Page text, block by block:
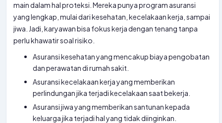
main dalam hal proteksi. Mereka punya program asuransi
yang lengkap, mulai dari kesehatan, kecelakaan kerja, sampai
jiwa. Jadi, karyawan bisa fokus kerja dengan tenang tanpa
perlu khawatir soal risiko.
Asuransi kesehatan yang mencakup biaya pengobatan
dan perawatan di rumah sakit.
Asuransi kecelakaan kerja yang memberikan
perlindungan jika terjadi kecelakaan saat bekerja.
Asuransi jiwa yang memberikan santunan kepada
keluarga jika terjadi hal yang tidak diinginkan.